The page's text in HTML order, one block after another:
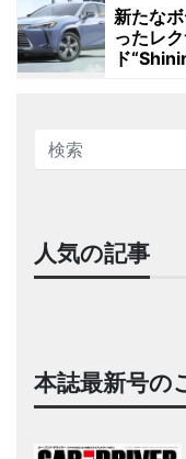
新たな
ったレ
ド
人気の記事
本誌最新号の